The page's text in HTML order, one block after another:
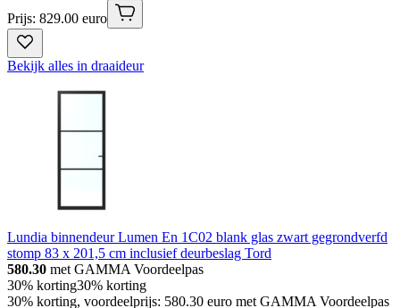
Prijs: 829.00 euro
Bekijk alles in draaideur
Lundia binnendeur Lumen En 1C02 blank glas zwart gegrondverfd
stomp 83 x 201,5 cm inclusief deurbeslag Tord
580.30 met GAMMA Voordeelpas
30% korting30% korting
30% korting, voordeelprijs: 580.30 euro met GAMMA Voordeelpas